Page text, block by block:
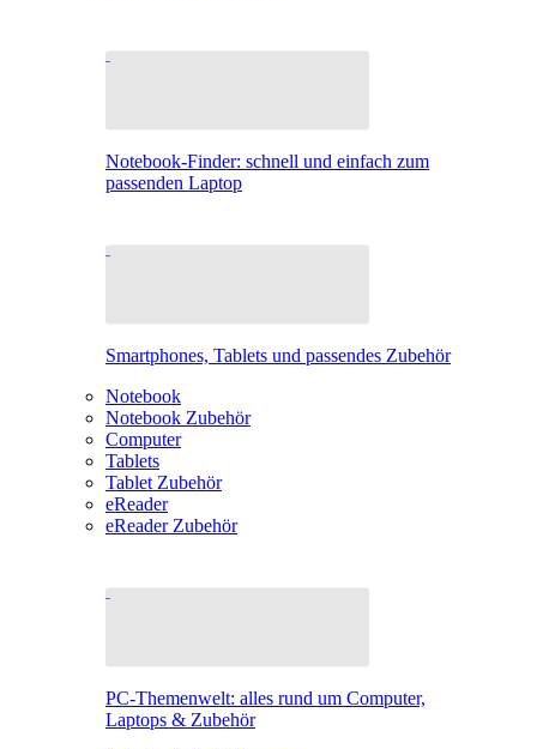
Notebook-Finder: schnell und einfach zum
passenden Laptop
Smartphones, Tablets und passendes Zubehör
Notebook
Notebook Zubehör
Computer
Tablets
Tablet Zubehör
eReader
eReader Zubehör
PC-Themenwelt: alles rund um Computer,
Laptops & Zubehör